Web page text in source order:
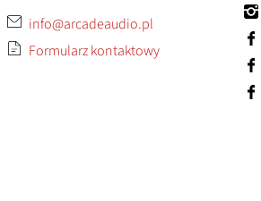
info@arcadeaudio.pl
Formularz kontaktowy